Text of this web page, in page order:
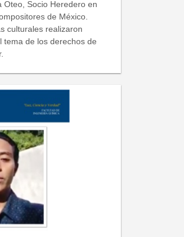
Oteo, Socio Heredero en
de México.
culturales realizaron
tema de los derechos de